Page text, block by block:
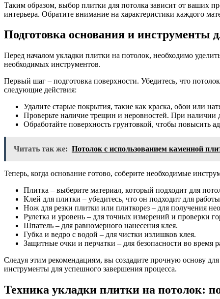
Таким образом, выбор плитки для потолка зависит от ваших
интерьера. Обратите внимание на характеристики каждого
Подготовка основания и инструменты
Перед началом укладки плитки на потолок, необходимо
необходимых инструментов.
Первый шаг – подготовка поверхности. Убедитесь, что
следующие действия:
Удалите старые покрытия, такие как краска, обои или
Проверьте наличие трещин и неровностей. При наличии
Обработайте поверхность грунтовкой, чтобы повысить
Читать так же: Потолок с использованием каменной
Теперь, когда основание готово, соберите необходимые
Плитка – выберите материал, который подходит для
Клей для плитки – убедитесь, что он подходит для
Нож для резки плитки или плиткорез – для получения
Рулетка и уровень – для точных измерений и проверки
Шпатель – для равномерного нанесения клея.
Губка и ведро с водой – для чистки излишков клея.
Защитные очки и перчатки – для безопасности во время
Следуя этим рекомендациям, вы создадите прочную основу
инструменты для успешного завершения процесса.
Техника укладки плитки на потолок: